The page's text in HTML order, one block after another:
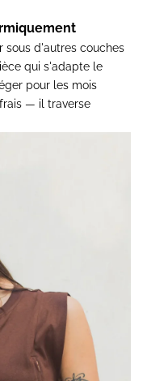
sous d'autres couches
qui s'adapte le
pour les mois
— il traverse